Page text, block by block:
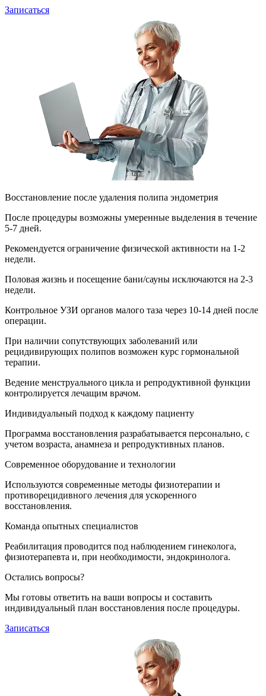
Записаться
Восстановление после удаления полипа эндометрия
После процедуры возможны умеренные выделения в течение
5-7 дней.
Рекомендуется ограничение физической активности на 1-2
недели.
Половая жизнь и посещение бани/сауны исключаются на 2-3
недели.
Контрольное УЗИ органов малого таза через 10-14 дней после
операции.
При наличии сопутствующих заболеваний или
рецидивирующих полипов возможен курс гормональной
терапии.
Ведение менструального цикла и репродуктивной функции
контролируется лечащим врачом.
Индивидуальный подход к каждому пациенту
Программа восстановления разрабатывается персонально, с
учетом возраста, анамнеза и репродуктивных планов.
Современное оборудование и технологии
Используются современные методы физиотерапии и
противорецидивного лечения для ускоренного
восстановления.
Команда опытных специалистов
Реабилитация проводится под наблюдением гинеколога,
физиотерапевта и, при необходимости, эндокринолога.
Остались вопросы?
Мы готовы ответить на ваши вопросы и составить
индивидуальный план восстановления после процедуры.
Записаться